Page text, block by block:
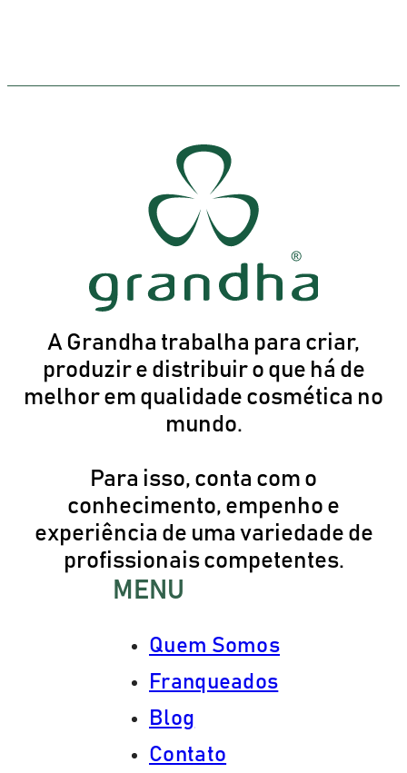
A Grandha trabalha para criar,
produzir e distribuir o que há de
melhor em qualidade cosmética no
mundo.
Para isso, conta com o
conhecimento, empenho e
experiência de uma variedade de
profissionais competentes.
MENU
Quem Somos
Franqueados
Blog
Contato